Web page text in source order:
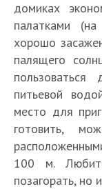
домиках
палатками
хорошо
палящего
пользоваться
питьевой
место для
готовить,
100 м.
позагорать, но